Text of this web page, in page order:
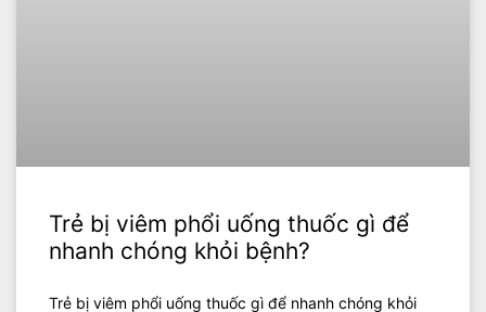
Trẻ bị viêm phổi uống thuốc gì để
nhanh chóng khỏi bệnh?
Trẻ bị viêm phổi uống thuốc gì để nhanh chóng khỏi